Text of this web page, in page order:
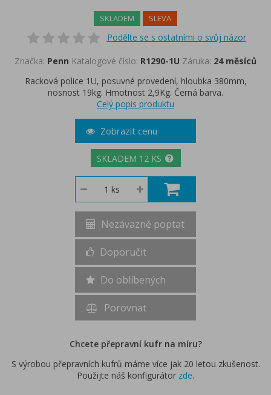
SKLADEM SLEVA
Podělte se s ostatními o svůj názor
Značka: Penn Katalogové číslo: R1290-1U Záruka: 24 měsíců
Racková police 1U, posuvné provedení, hloubka 380mm,
nosnost 19kg. Hmotnost 2,9Kg. Černá barva.
Celý popis produktu
Zobrazit cenu
SKLADEM 12 KS
Nezávazně poptat
Doporučit
Do oblíbených
Porovnat
Chcete přepravní kufr na míru?
S výrobou přepravních kufrů máme více jak 20 letou zkušenost.
Použijte náš konfigurátor zde.